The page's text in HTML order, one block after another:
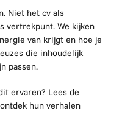
Niet het cv als
vertrekpunt. We kijken
van krijgt en hoe je
die inhoudelijk
passen.
ervaren? Lees de
hun verhalen